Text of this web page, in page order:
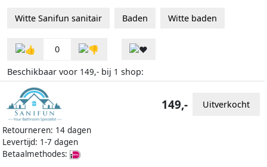
Witte Sanifun sanitair Baden Witte baden
0
Beschikbaar voor 149,- bij 1 shop:
Retourneren: 14 dagen
Levertijd: 1-7 dagen
Betaalmethodes:
149,- Uitverkocht